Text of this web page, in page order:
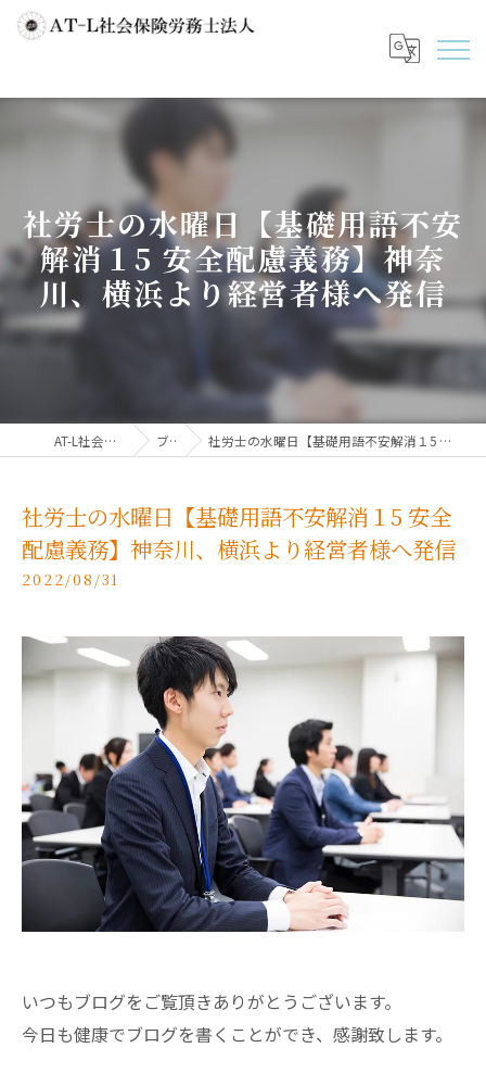
社労士の水曜日【基礎用語不安
解消１5 安全配慮義務】神奈
川、横浜より経営者様へ発信
AT-L社会保険労務士法人 ブログ 社労士の水曜日【基礎用語不安解消１5 安全配慮義務】神奈川、横浜より経営者様へ発信
社労士の水曜日【基礎用語不安解消１5 安全
配慮義務】神奈川、横浜より経営者様へ発信
2022/08/31
いつもブログをご覧頂きありがとうございます。
今日も健康でブログを書くことができ、感謝致します。